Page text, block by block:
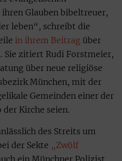
Glauben bibeltreuer,
leben“, schreibt die
in ihrem Beitrag über
Sie zitiert Rudi Forstmeier,
über neue religiöse
München, mit der
Gemeinden einer der
Kirche seien.
des Streits um
der Sekte „Zwölf
ein Münchner Polizist